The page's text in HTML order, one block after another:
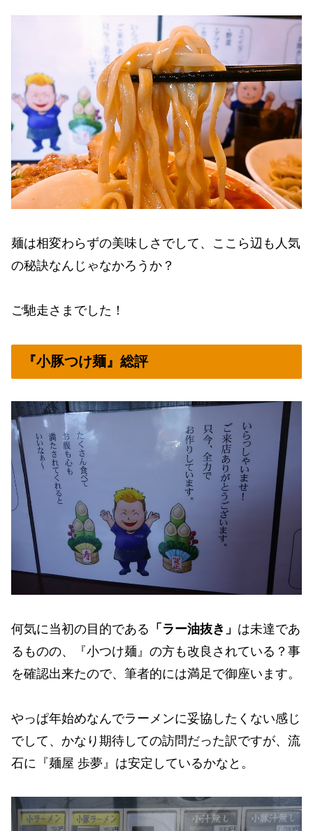
麺は相変わらずの美味しさでして、ここら辺も人気
の秘訣なんじゃなかろうか？
ご馳走さまでした！
『小豚つけ麺』総評
何気に当初の目的である 「ラー油抜き」 は未達であ
るものの、『小つけ麺』の方も改良されている？事
を確認出来たので、筆者的には満足で御座います。
やっぱ年始めなんでラーメンに妥協したくない感じ
でして、かなり期待しての訪問だった訳ですが、流
石に『麺屋 歩夢』は安定しているかなと。